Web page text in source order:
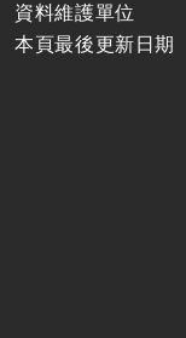
資料維護單位
本頁最後更新日期